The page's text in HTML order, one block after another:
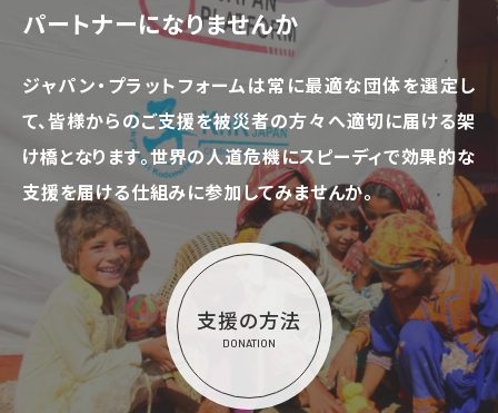
パートナーになりませんか
ジャパン・プラットフォームは常に最適な団体を選定し
て、皆様からのご支援を被災者の方々へ適切に届ける架
け橋となります。世界の人道危機にスピーディで効果的な
支援を届ける仕組みに参加してみませんか。
支援の方法
DONATION